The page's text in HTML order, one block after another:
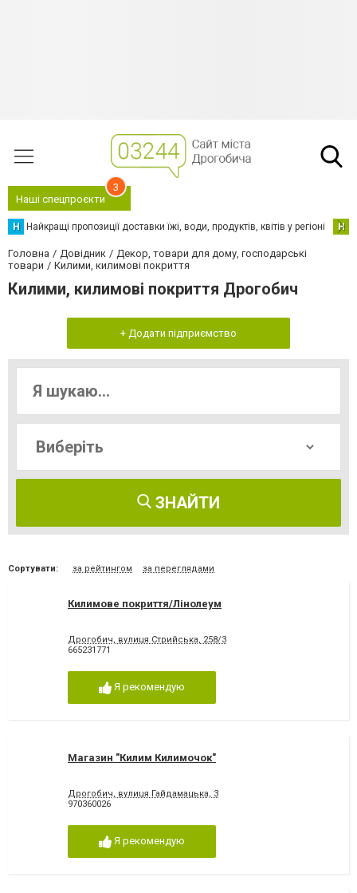
Наші спецпроєкти
3
Н Найкращі пропозиції доставки їжі, води, продуктів, квітів у регіоні Н
Головна Довідник
Декор, товари для дому, господарські
товари
Килими, килимові покриття
Килими, килимові покриття Дрогобич
+ Додати підприємство
ЗНАЙТИ
Сортувати: за рейтингом за переглядами
Килимове покриття/Лінолеум
Дрогобич, вулиця Стрийська, 258/3
665231771
Я рекомендую
Магазин "Килим Килимочок"
Дрогобич, вулиця Гайдамацька, 3
970360026
Я рекомендую